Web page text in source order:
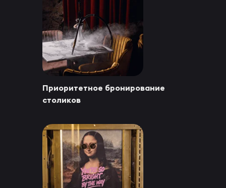
Приоритетное бронирование
столиков